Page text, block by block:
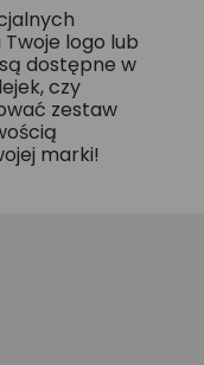
logo lub
dostępne w
czy
zestaw
marki!